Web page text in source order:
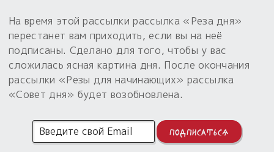
На время этой рассылки рассылка «Реза дня»
перестанет вам приходить, если вы на неё
подписаны. Сделано для того, чтобы у вас
сложилась ясная картина дня. После окончания
рассылки «Резы для начинающих» рассылка
«Совет дня» будет возобновлена.